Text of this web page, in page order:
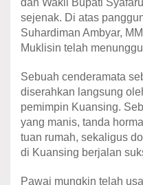
dan Wakil Bupati
sejenak. Di atas
Suhardiman Ambyar,
Muklisin telah
​Sebuah cenderamata
diserahkan langsung
pemimpin Kuansing.
yang manis, tanda
tuan rumah, sekaligus
di Kuansing berjalan
​Pawai mungkin telah